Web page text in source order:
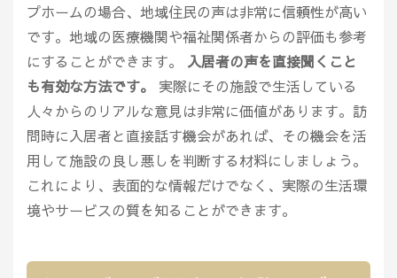
プホームの場合、地域住民の声は非常に信頼性が高い
です。地域の医療機関や福祉関係者からの評価も参考
にすることができます。 入居者の声を直接聞くこと
も有効な方法です。
実際にその施設で生活している
人々からのリアルな意見は非常に価値があります。訪
問時に入居者と直接話す機会があれば、その機会を活
用して施設の良し悪しを判断する材料にしましょう。
これにより、表面的な情報だけでなく、実際の生活環
境やサービスの質を知ることができます。